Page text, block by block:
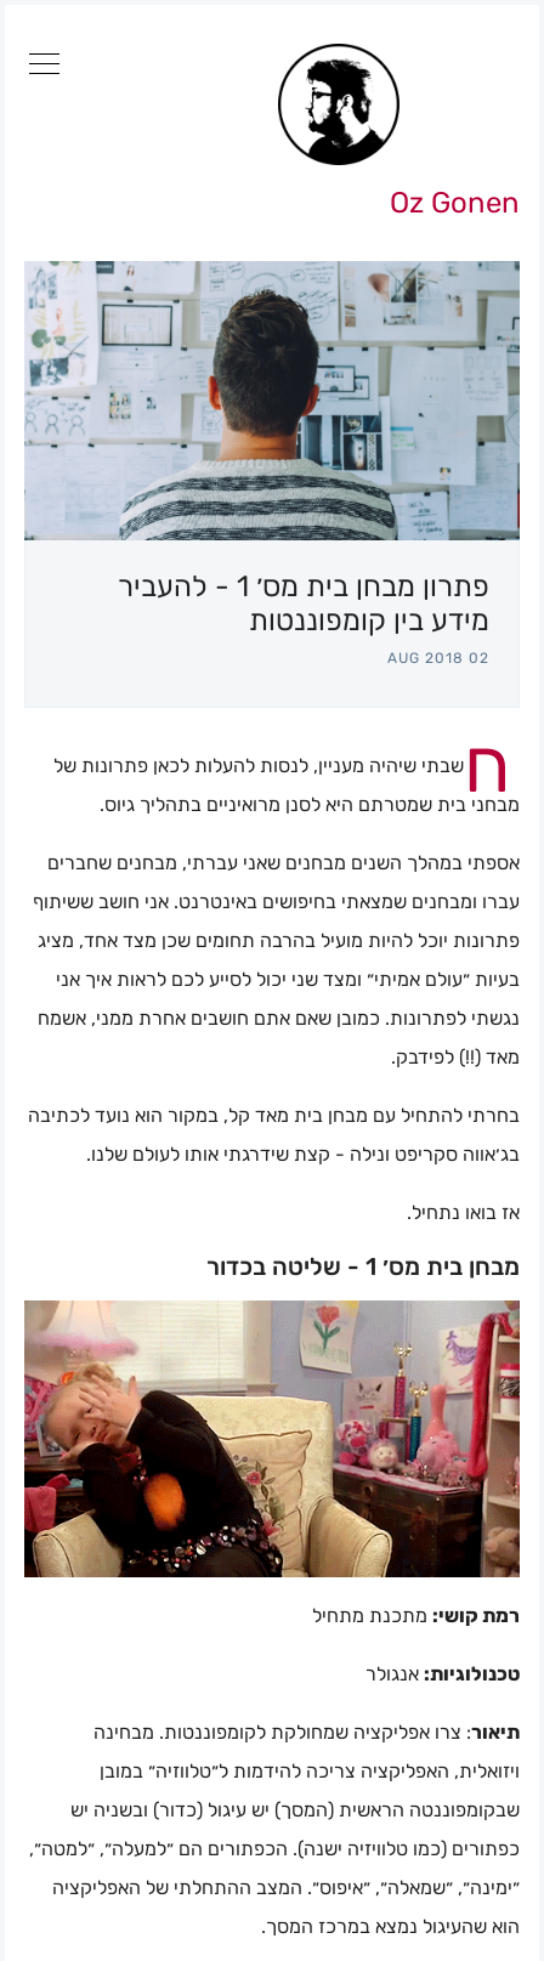
Oz Gonen
חיפוש
פתרון מבחן בית מס׳ 1 - להעביר
מידע בין קומפוננטות
02 AUG 2018
ח שבתי שיהיה מעניין, לנסות להעלות לכאן פתרונות של
מבחני בית שמטרתם היא לסנן מרואיניים בתהליך גיוס.
אספתי במהלך השנים מבחנים שאני עברתי, מבחנים שחברים
עברו ומבחנים שמצאתי בחיפושים באינטרנט. אני חושב ששיתוף
פתרונות יוכל להיות מועיל בהרבה תחומים שכן מצד אחד, מציג
בעיות ״עולם אמיתי״ ומצד שני יכול לסייע לכם לראות איך אני
נגשתי לפתרונות. כמובן שאם אתם חושבים אחרת ממני, אשמח
מאד (!!) לפידבק.
בחרתי להתחיל עם מבחן בית מאד קל, במקור הוא נועד לכתיבה
בג׳אווה סקריפט ונילה - קצת שידרגתי אותו לעולם שלנו.
אז בואו נתחיל.
מבחן בית מס׳ 1 - שליטה בכדור
רמת קושי: מתכנת מתחיל
טכנולוגיות: אנגולר
תיאור: צרו אפליקציה שמחולקת לקומפוננטות. מבחינה
ויזואלית, האפליקציה צריכה להידמות ל״טלווזיה״ במובן
שבקומפוננטה הראשית (המסך) יש עיגול (כדור) ובשניה יש
כפתורים (כמו טלוויזיה ישנה). הכפתורים הם ״למעלה״, ״למטה״,
״ימינה״, ״שמאלה״, ״איפוס״. המצב ההתחלתי של האפליקציה
הוא שהעיגול נמצא במרכז המסך.